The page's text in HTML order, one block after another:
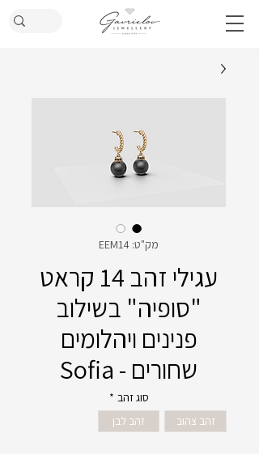
מק"ט: EEM14
עגילי זהב 14 קראט
"סופיה" בשילוב
פנינים ויהלומים
שחורים - Sofia
סוג זהב *
זהב צהוב
זהב לבן